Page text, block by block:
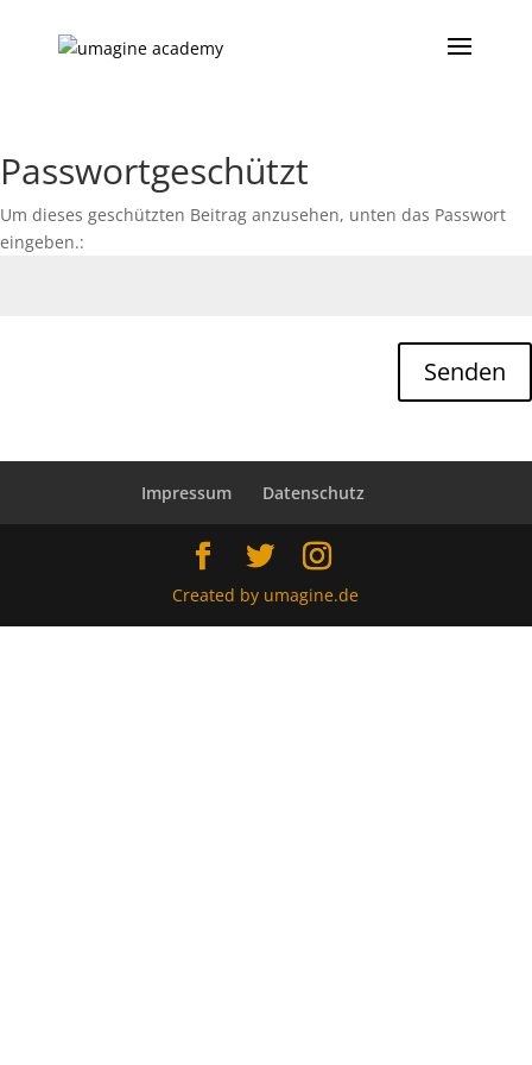
Passwortgeschützt
Um dieses geschützten Beitrag anzusehen, unten das Passwort
eingeben.:
Senden
Impressum Datenschutz
Created by umagine.de